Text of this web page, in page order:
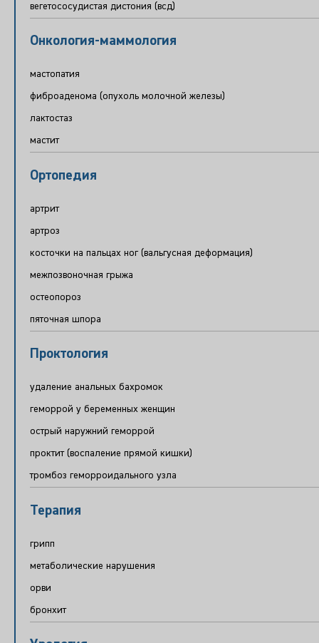
вегетососудистая дистония (всд)
Онкология-маммология
мастопатия
фиброаденома (опухоль молочной железы)
лактостаз
мастит
Ортопедия
артрит
артроз
косточки на пальцах ног (вальгусная деформация)
межпозвоночная грыжа
остеопороз
пяточная шпора
Проктология
удаление анальных бахромок
геморрой у беременных женщин
острый наружний геморрой
проктит (воспаление прямой кишки)
тромбоз геморроидального узла
Терапия
грипп
метаболические нарушения
орви
бронхит